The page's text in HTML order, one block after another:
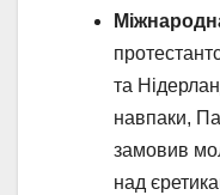
та
навпаки,
замовив
над